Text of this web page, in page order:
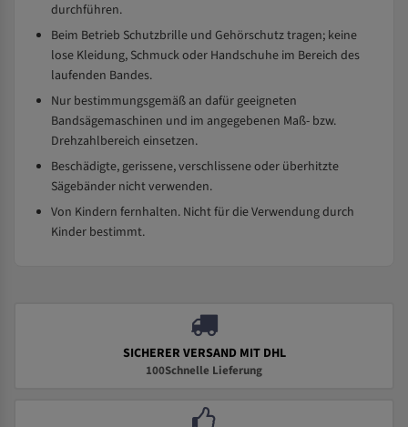
durchführen.
Beim Betrieb Schutzbrille und Gehörschutz tragen; keine
lose Kleidung, Schmuck oder Handschuhe im Bereich des
laufenden Bandes.
Nur bestimmungsgemäß an dafür geeigneten
Bandsägemaschinen und im angegebenen Maß- bzw.
Drehzahlbereich einsetzen.
Beschädigte, gerissene, verschlissene oder überhitzte
Sägebänder nicht verwenden.
Von Kindern fernhalten. Nicht für die Verwendung durch
Kinder bestimmt.
SICHERER VERSAND MIT DHL
100Schnelle Lieferung